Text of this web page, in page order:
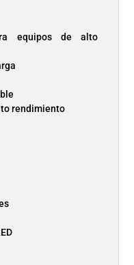
equipos de alto
rendimiento